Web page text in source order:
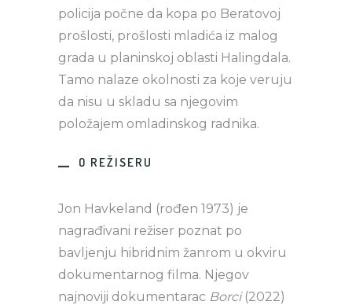
policija počne da kopa po Beratovoj
prošlosti, prošlosti mladića iz malog
grada u planinskoj oblasti Halingdala.
Tamo nalaze okolnosti za koje veruju
da nisu u skladu sa njegovim
položajem omladinskog radnika.
O REŽISERU
Jon Havkeland (rođen 1973) je
nagrađivani režiser poznat po
bavljenju hibridnim žanrom u okviru
dokumentarnog filma. Njegov
najnoviji dokumentarac Borci (2022)